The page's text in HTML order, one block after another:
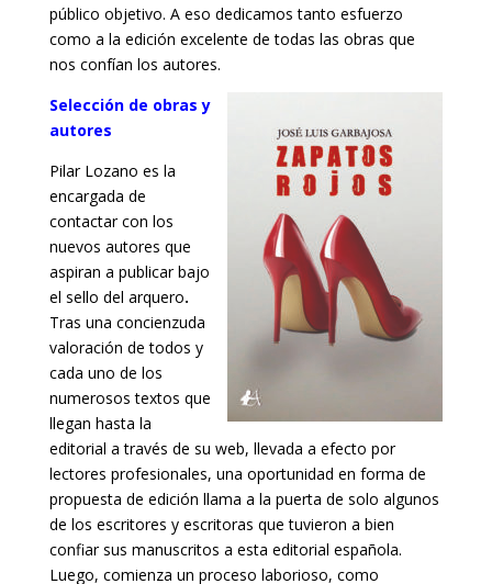
público objetivo. A eso dedicamos tanto esfuerzo
como a la edición excelente de todas las obras que
nos confían los autores.
Selección de obras y
autores
Pilar Lozano es la
encargada de
contactar con los
nuevos autores que
aspiran a publicar bajo
el sello del arquero.
Tras una concienzuda
valoración de todos y
cada uno de los
numerosos textos que
llegan hasta la
editorial a través de su web, llevada a efecto por
lectores profesionales, una oportunidad en forma de
propuesta de edición llama a la puerta de solo algunos
de los escritores y escritoras que tuvieron a bien
confiar sus manuscritos a esta editorial española.
Luego, comienza un proceso laborioso, como